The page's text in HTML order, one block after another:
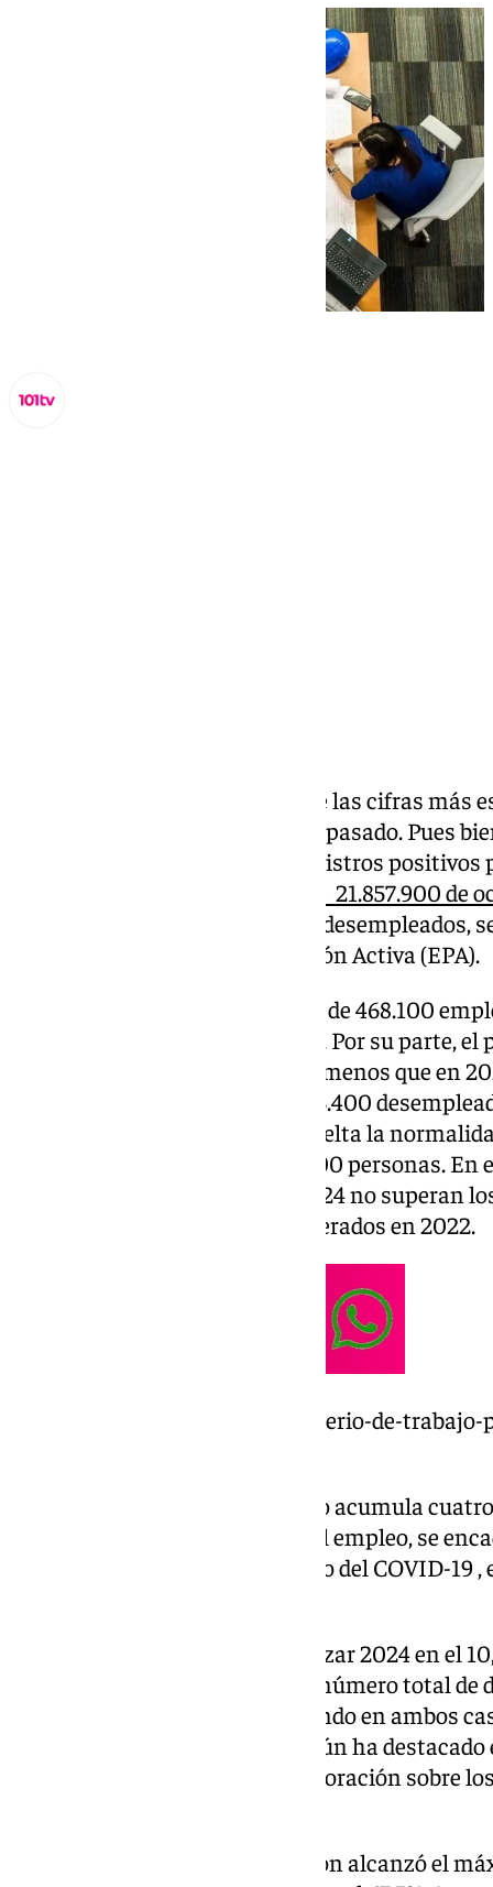
Como cada inicio de año, una de las cifras más
que se registró durante el curso pasado. Pues
los datos del INE, marcando registros positivos
país cerró 2024 con una cifra de 21.857.900 de
historia. En cuanto a la tasa de desempleados,
datos de la Encuesta de Población Activa (EPA).
Estos datos reflejan una subida de 468.100
que supone una subida del 3,8%. Por su parte,
en 2024, lo que supone un 9,3% menos que en
ha sido superior al de 2023 (-193.400
inferior al de 2021, cuando la vuelta la
caída del paro de más de 600.000 personas. En
468.100 empleos creados en 2024 no superan
278.900 puestos de trabajo generados en 2022.
https://www.101tv.es/el-ministerio-de-
Con el retroceso de 2024, el paro acumula
descensos. En lo que respecta al empleo, se
crecimiento tras un 2020, el año del COVID-19
La tasa de paro se situó al finalizar 2024 en el
inferior al de 2023, mientras el número total de
en 2.595.500 personas, registrando en ambos
segundo trimestre de 2008, según ha
Comercio y Empresa en una valoración sobre
Por su parte, la tasa de ocupación alcanzó el